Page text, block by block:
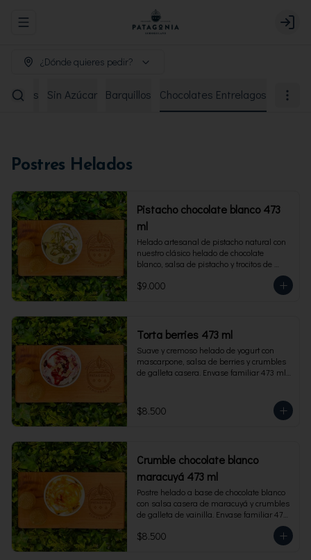
Abrir menu de navegación Login
¿Dónde quieres pedir?
Sin Azúcar Barquillos Chocolates Entrelagos
Postres Helados
Pistacho chocolate blanco 473
ml
Helado artesanal de pistacho natural con
nuestro clásico helado de chocolate
blanco, salsa de pistacho y trocitos de
pistacho. Envase familiar 473 ml, rinde 4
porciones.
$9.000
Torta berries 473 ml
Suave y cremoso helado de yogurt con
mascarpone, salsa de berries y crumbles
de galleta casera. Envase familiar 473 ml,
$8.500
Crumble chocolate blanco
maracuyá 473 ml
Postre helado a base de chocolate blanco
con salsa casera de maracuyá y crumbles
de galleta de vainilla. Envase familiar 473
$8.500